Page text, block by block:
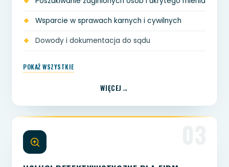
Wsparcie w sprawach karnych i cywilnych
Dowody i dokumentacja do sądu
POKAŻ WSZYSTKIE
WIĘCEJ